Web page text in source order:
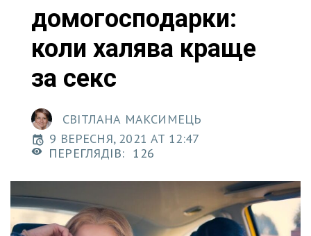
домогосподарки:
коли халява краще
за секс
СВІТЛАНА МАКСИМЕЦЬ
9 ВЕРЕСНЯ, 2021 AT 12:47
ПЕРЕГЛЯДІВ: 126